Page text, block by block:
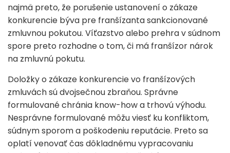
najmä preto, že porušenie ustanovení o zákaze
konkurencie býva pre franšízanta sankcionované
zmluvnou pokutou. Víťazstvo alebo prehra v súdnom
spore preto rozhodne o tom, či má franšízor nárok
na zmluvnú pokutu.
Doložky o zákaze konkurencie vo franšízových
zmluvách sú dvojsečnou zbraňou. Správne
formulované chránia know-how a trhovú výhodu.
Nesprávne formulované môžu viesť ku konfliktom,
súdnym sporom a poškodeniu reputácie. Preto sa
oplatí venovať čas dôkladnému vypracovaniu